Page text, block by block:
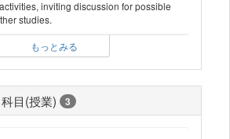
inviting discussion for possible
studies.
もっとみる
目(授業) 3